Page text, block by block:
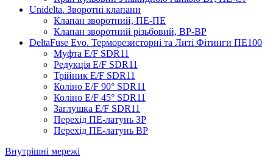
Unidelta. Зворотні клапани
Клапан зворотний, ПЕ-ПЕ
Клапан зворотний різьбовий, ВР-ВР
DeltaFuse Evo. Терморезисторні та Литі Фітинги ПЕ100
Муфта E/F SDR11
Редукція E/F SDR11
Трійник E/F SDR11
Коліно E/F 90° SDR11
Коліно E/F 45° SDR11
Заглушка E/F SDR11
Перехід ПЕ-латунь ЗР
Перехід ПЕ-латунь ВР
Внутрішні мережі